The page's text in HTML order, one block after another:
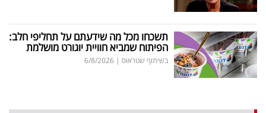
תשכחו מכל מה שידעתם על תחליפי חלב:
הפיתוח שמביא חוויית יוגורט מושלמת
בשיתוף שטראוס |
6/8/2026